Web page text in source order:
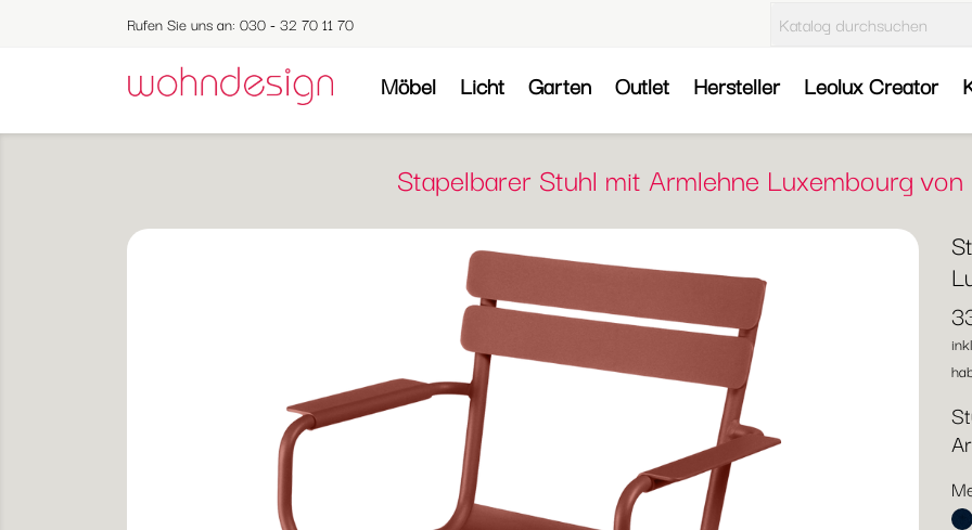
Rufen Sie uns an: 030 - 32 70 11 70
Möbel Licht Garten Outlet Hersteller Leolux Creator
Stapelbarer Stuhl mit Armlehne Luxembourg